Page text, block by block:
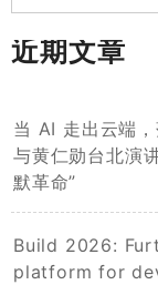
近期文章
当 AI 走出云端
与黄仁勋台北演
默革命”
Build 2026:
platform for